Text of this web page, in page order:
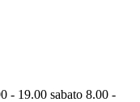
- 19.00 sabato 8.00 -